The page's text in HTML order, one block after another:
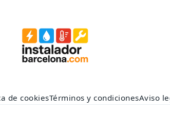
de cookiesTérminos y condicionesAviso